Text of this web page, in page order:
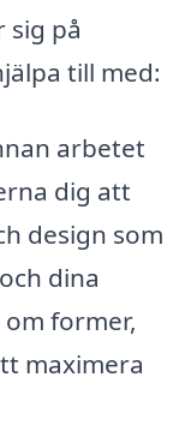
sig på
till med:
arbetet
dig att
design som
dina
former,
maximera